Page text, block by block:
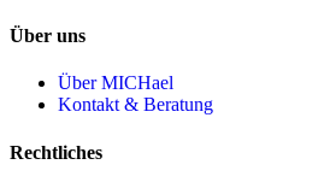
Über uns
Über MICHael
Kontakt & Beratung
Rechtliches